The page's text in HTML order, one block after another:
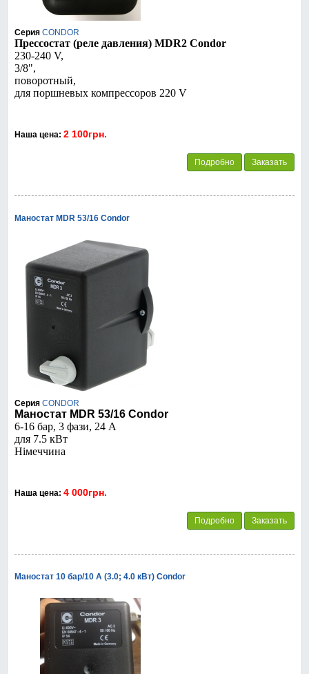
Серия CONDOR
Прессостат (реле давления) MDR2 Condor
230-240 V,
3/8",
поворотный,
для поршневых компрессоров 220 V
Наша цена: 2 100грн.
Подробно Заказать
Маностат MDR 53/16 Condor
Серия CONDOR
Маностат MDR 53/16 Condor
6-16 бар, 3 фази, 24 А
для 7.5 кВт
Німеччина
Наша цена: 4 000грн.
Подробно Заказать
Маностат 10 бар/10 А (3.0; 4.0 кВт) Condor